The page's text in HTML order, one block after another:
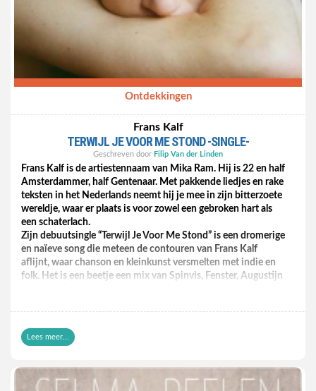
Ontdekkingen
Frans Kalf
TERWIJL JE VOOR ME STOND -SINGLE-
Geschreven door Filip Van der Linden
Frans Kalf is de artiestennaam van Mika Ram. Hij is 22 en half
Amsterdammer, half Gentenaar. Met pakkende liedjes en rake
teksten in het Nederlands neemt hij je mee in zijn bitterzoete
wereldje, waar er plaats is voor zowel een gebroken hart als
een schaterlach.
Zijn debuutsingle “Terwijl Je Voor Me Stond” is een dromerige
en naïeve song die meteen de contouren van Frans Kalf
aflijnt, waar chanson en kleinkunst versmelten met indie en
folk. Het is een beetje een mix van Spinvis, Fenster, Augustijn
Boys, Kaat Van Stralen en Johannes Is Zijn Naam.
Live 2025
Lees meer...